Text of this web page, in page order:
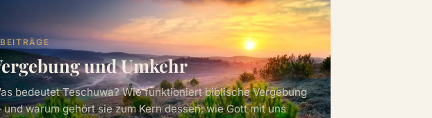
und Umkehr
bedeutet Teschuwa? Wie funktioniert biblische Vergebung
warum gehört sie zum Kern dessen, wie Gott mit uns